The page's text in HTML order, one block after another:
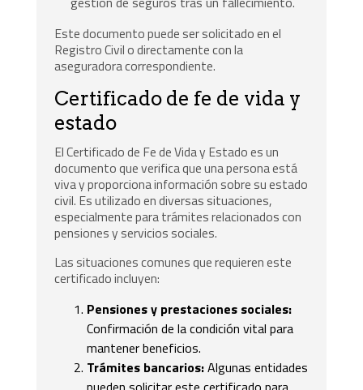
Este documento puede ser solicitado en el
Registro Civil o directamente con la
aseguradora correspondiente.
Certificado de fe de vida y
estado
El Certificado de Fe de Vida y Estado es un
documento que verifica que una persona está
viva y proporciona información sobre su estado
civil. Es utilizado en diversas situaciones,
especialmente para trámites relacionados con
pensiones y servicios sociales.
Las situaciones comunes que requieren este
certificado incluyen:
Pensiones y prestaciones sociales:
Confirmación de la condición vital para
mantener beneficios.
Trámites bancarios:Algunas entidades